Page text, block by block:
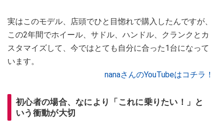
実はこのモデル、店頭でひと目惚れで購入したんですが、
この2年間でホイール、サドル、ハンドル、クランクとカ
スタマイズして、今ではとても自分に合った1台になって
います。
nanaさんのYouTubeはコチラ！
初心者の場合、なにより「これに乗りたい！」と
いう衝動が大切